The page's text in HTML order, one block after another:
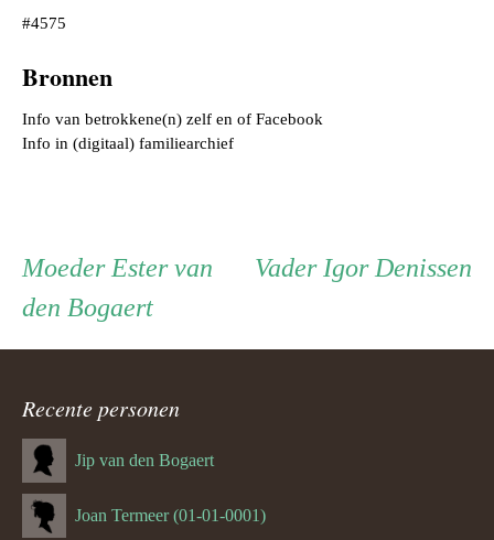
#4575
Bronnen
Info van betrokkene(n) zelf en of Facebook
Info in (digitaal) familiearchief
Persoon
ouder
navigatie
Vader Vader
Igor Denissen
Moeder Moeder
Ester van
den Bogaert
Recente personen
Jip van den Bogaert
Joan Termeer (01-01-0001)